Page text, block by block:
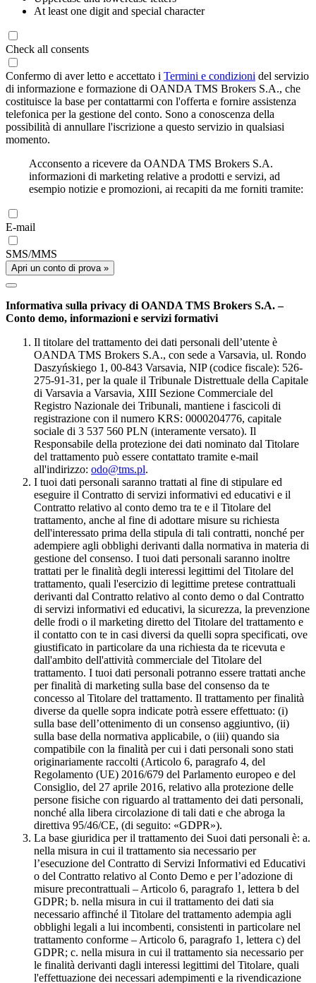
At least one digit and special character
Check all consents
Confermo di aver letto e accettato i Termini e condizioni del servizio
di informazione e formazione di OANDA TMS Brokers S.A., che
costituisce la base per contattarmi con l'offerta e fornire assistenza
telefonica per la gestione del conto. Sono a conoscenza della
possibilità di annullare l'iscrizione a questo servizio in qualsiasi
momento.
Acconsento a ricevere da OANDA TMS Brokers S.A.
informazioni di marketing relative a prodotti e servizi, ad
esempio notizie e promozioni, ai recapiti da me forniti tramite:
E-mail
SMS/MMS
Apri un conto di prova »
Informativa sulla privacy di OANDA TMS Brokers S.A. –
Conto demo, informazioni e servizi formativi
Il titolare del trattamento dei dati personali dell’utente è
OANDA TMS Brokers S.A., con sede a Varsavia, ul. Rondo
Daszyńskiego 1, 00-843 Varsavia, NIP (codice fiscale): 526-
275-91-31, per la quale il Tribunale Distrettuale della Capitale
di Varsavia a Varsavia, XIII Sezione Commerciale del
Registro Nazionale dei Tribunali, mantiene i fascicoli di
registrazione con il numero KRS: 0000204776, capitale
sociale di 3 537 560 PLN (interamente versato). Il
Responsabile della protezione dei dati nominato dal Titolare
del trattamento può essere contattato tramite e-mail
all'indirizzo: odo@tms.pl.
I tuoi dati personali saranno trattati al fine di stipulare ed
eseguire il Contratto di servizi informativi ed educativi e il
Contratto relativo al conto demo tra te e il Titolare del
trattamento, anche al fine di adottare misure su richiesta
dell'interessato prima della stipula di tali contratti, nonché per
adempiere agli obblighi derivanti dalla normativa in materia di
gestione del consenso. I tuoi dati personali saranno inoltre
trattati per le finalità degli interessi legittimi del Titolare del
trattamento, quali l'esercizio di legittime pretese contrattuali
derivanti dal Contratto relativo al conto demo o dal Contratto
di servizi informativi ed educativi, la sicurezza, la prevenzione
delle frodi o il marketing diretto del Titolare del trattamento e
il contatto con te in casi diversi da quelli sopra specificati, ove
giustificato in particolare da una richiesta da te ricevuta e
dall'ambito dell'attività commerciale del Titolare del
trattamento. I tuoi dati personali potranno essere trattati anche
per finalità di marketing sulla base del consenso da te
concesso al Titolare del trattamento. Il trattamento per finalità
diverse da quelle sopra indicate potrà essere effettuato: (i)
sulla base dell’ottenimento di un consenso aggiuntivo, (ii)
sulla base della normativa applicabile, o (iii) quando sia
compatibile con la finalità per cui i dati personali sono stati
originariamente raccolti (Articolo 6, paragrafo 4, del
Regolamento (UE) 2016/679 del Parlamento europeo e del
Consiglio, del 27 aprile 2016, relativo alla protezione delle
persone fisiche con riguardo al trattamento dei dati personali,
nonché alla libera circolazione di tali dati e che abroga la
direttiva 95/46/CE, (di seguito: «GDPR»).
La base giuridica per il trattamento dei Suoi dati personali è: a.
nella misura in cui il trattamento sia necessario per
l’esecuzione del Contratto di Servizi Informativi ed Educativi
o del Contratto relativo al Conto Demo e per l’adozione di
misure precontrattuali – Articolo 6, paragrafo 1, lettera b del
GDPR; b. nella misura in cui il trattamento dei dati sia
necessario affinché il Titolare del trattamento adempia agli
obblighi legali a lui incombenti, consistenti in particolare nel
trattamento conforme – Articolo 6, paragrafo 1, lettera c) del
GDPR; c. nella misura in cui il trattamento sia necessario per
le finalità derivanti dagli interessi legittimi del Titolare, quali
l'effettuazione dei necessari adempimenti e la rivendicazione